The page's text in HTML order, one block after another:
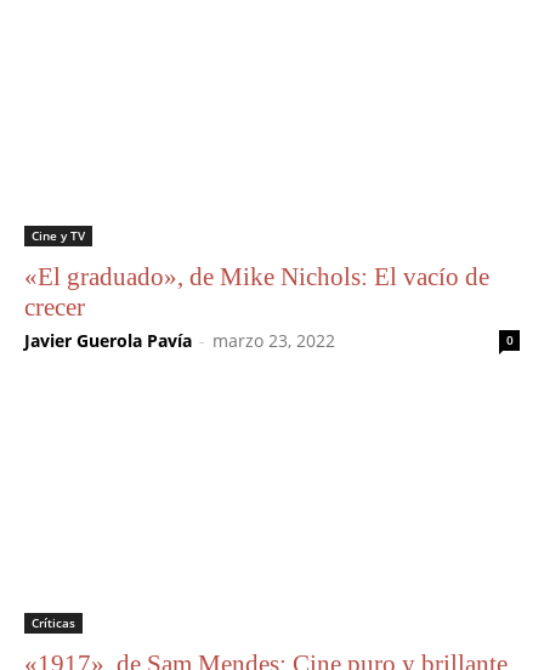
Cine y TV
«El graduado», de Mike Nichols: El vacío de
crecer
Javier Guerola Pavía - marzo 23, 2022 0
Críticas
«1917», de Sam Mendes: Cine puro y brillante